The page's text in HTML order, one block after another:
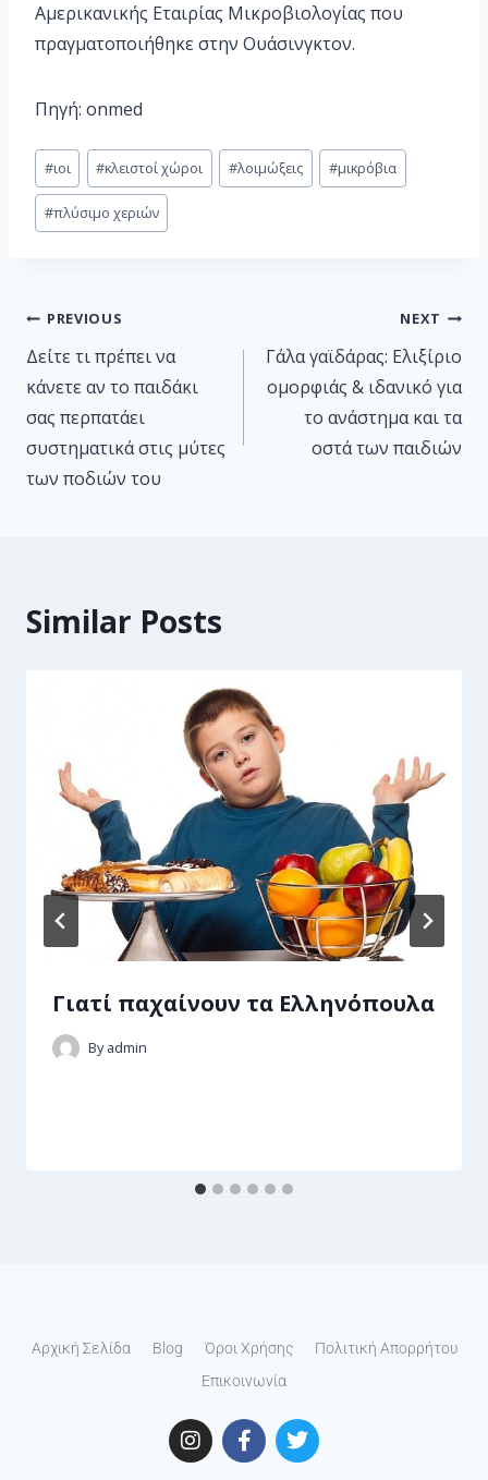
Αμερικανικής Εταιρίας Μικροβιολογίας που
πραγματοποιήθηκε στην Ουάσινγκτον.
Πηγή: onmed
#ιοι #κλειστοί χώροι #λοιμώξεις #μικρόβια
#πλύσιμο χεριών
PREVIOUS
Δείτε τι πρέπει να
κάνετε αν το παιδάκι
σας περπατάει
συστηματικά στις μύτες
των ποδιών του
NEXT
Γάλα γαϊδάρας: Ελιξίριο
ομορφιάς & ιδανικό για
το ανάστημα και τα
οστά των παιδιών
Similar Posts
Γιατί παχαίνουν τα Ελληνόπουλα
By admin
Αρχική Σελίδα Blog Όροι Χρήσης
Πολιτική Απορρήτου
Επικοινωνία